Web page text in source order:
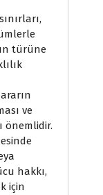
türüne
ve
önemlidir.
hakkı,
için